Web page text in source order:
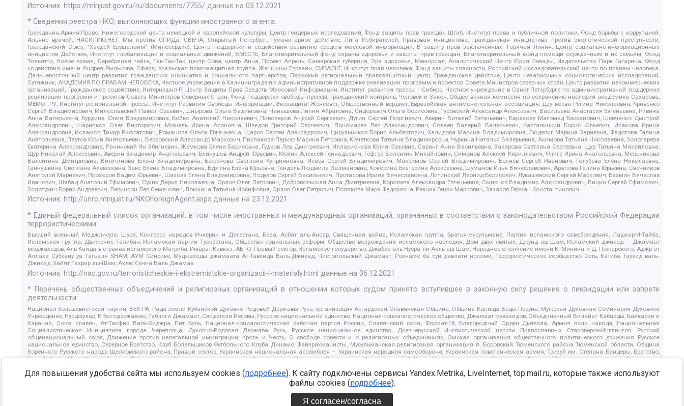
Источник: https://minjust.gov.ru/ru/documents/7755/ данные на03.12.2021
* Сведения реестра НКО, выполняющих функции иностранного агента:
Гражданин.Армия.Право, Нижегородский центр немецкой и европейской культуры, Центр гендерных исследований, Фонд защиты прав граждан Штаб, Институт права и публичной политики, Фонд борьбы с коррупцией,
Альянс врачей, НАСИЛИЮ.НЕТ, Мы против СПИДа, СВЕЧА, Открытый Петербург, Гуманитарное действие, Лига Избирателей, Правовая инициатива, Гражданская инициатива против экологической преступности,
Гражданский Союз, "Хасдей Ерушалаим" (Милосердие), Центр поддержки и содействия развитию средств массовой информации, В защиту прав заключенных, Горячая Линия, Центр социально-информационных
инициатив Действие, Институт глобализации и социальных движений, ВМЕСТЕ, Благотворительный фонд охраны здоровья и защиты прав граждан, Благотворительный фонд помощи осужденным и их семьям, Фонд
Тольятти, Новое время, Серебряная тайга, Так-Так-Так, центр Сова, центр Анна, Проект Апрель, Самарская губерния, Эра здоровья, Мемориал, Аналитический Центр Юрия Левады, Издательство Парк Гагарина, Фонд
содействия имени Андрея Рылькова, Сфера, Уральская правозащитная группа, Женщины Евразии, СИБАЛЬТ, Институт прав человека, Фонд защиты гласности, Российский исследовательский центр по правам человека,
Дальневосточный центр развития гражданских инициатив и социального партнерства, Пермский региональный правозащитный центр, Гражданское действие, Центр независимых социологических исследований,
Сутяжник, АКАДЕМИЯ ПО ПРАВАМ ЧЕЛОВЕКА, Частное учреждение в Калининграде по административной поддержке реализации программ и проектов Совета Министров северных стран, Центр развития некоммерческих
организаций, Гражданское содействие, Интернешнл-Р, Центр Защиты Прав Средств Массовой Информации, Институт развития прессы - Сибирь, Частное учреждение в Санкт-Петербурге по административной поддержке
реализации программ и проектов Совета Министров Северных Стран, Фонд поддержки свободы прессы, Гражданский контроль, Человек и Закон, Общественная комиссия по сохранению наследия академика Сахарова,
МЕМО. РУ, Институт региональной прессы, Институт Развития Свободы Информации, Экозащита!-Женсовет, Общественный вердикт, Евразийская антимонопольная ассоциация, Дзугкоева Регина Николаевна, Кривенко
Сергей Владимирович, Милославский Павел Юрьевич, Шнырова Ольга Вадимовна, Чанышева Лилия Айратовна, Сидорович Ольга Борисовна, Туровский Александр Алексеевич, Васильева Анастасия Евгеньевна, Ривина
Анна Валерьевна, Бурдина Юлия Владимировна, Бойко Анатолий Николаевич, Пивоваров Андрей Сергеевич, Дугин Сергей Георгиевич, Аверин Виталий Евгеньевич, Барахоев Магомед Бекханович, Шевченко Дмитрий
Александрович, Шарипков Олег Викторович, Мошель Ирина Ароновна, Шведов Григорий Сергеевич, Пономарев Лев Александрович, Созаев Валерий Валерьевич, Каргалицкий Борис Юльевич, Исакова Ирина
Александровна, Исламов Тимур Рифгатович, Романова Ольга Евгеньевна, Щаров Сергей Алексадрович, Цирульников Борис Альбертович, Халидова Марина Владимировна, Людевиг Марина Зариевна, Федотова Галина
Анатольевна, Паутов Юрий Анатольевич, Верховский Александр Маркович, Пислакова-Паркер Марина Петровна, Кочеткова Татьяна Владимировна, Чуркина Наталья Валерьевна, Акимова Татьяна Николаевна, Золотарева
Екатерина Александровна, Рачинский Ян Збигневич, Жемкова Елена Борисовна, Гудков Лев Дмитриевич, Илларионова Юлия Юрьевна, Саранг Анна Васильевна, Захарова Светлана Сергеевна, Щур Татьяна Михайловна,
Щур Николай Алексеевич, Аверин Владимир Анатольевич, Блинушов Андрей Юрьевич, Мосин Алексей Геннадьевич, Гефтер Валентин Михайлович, Симонов Алексей Кириллович, Флиге Ирина Анатольевна, Мельникова
Валентина Дмитриевна, Вититинова Елена Владимировна, Баженова Светлана Куприяновна, Исаев Сергей Владимирович, Максимов Сергей Владимирович, Беляев Сергей Иванович, Голубева Елена Николаевна,
Ганнушкина Светлана Алексеевна, Закс Елена Владимировна, Буртина Елена Юрьевна, Гендель Людмила Залмановна, Кокорина Екатерина Алексеевна, Шуманов Илья Вячеславович, Арапова Галина Юрьевна, Свечников
Анатолий Мариевич, Прохоров Вадим Юрьевич, Шахова Елена Владимировна, Подузов Сергей Васильевич, Протасова Ирина Вячеславовна, Литинский Леонид Борисович, Лукашевский Сергей Маркович, Бахмин Вячеслав
Иванович, Шабад Анатолий Ефимович, Сухих Дарья Николаевна, Орлов Олег Петрович, Добровольская Анна Дмитриевна, Королева Александра Евгеньевна, Смирнов Владимир Александрович, Вицин Сергей Ефимович,
Золотухин Борис Андреевич, Левинсон Лев Семенович, Локшина Татьяна Иосифовна, Орлов Олег Петрович, Полякова Мара Федоровна, Резник Генри Маркович, Захаров Герман Константинович
Источник: http://unro.minjust.ru/NKOForeignAgent.aspx данные на23.12.2021
* Единый федеральный список организаций, в том числе иностранных и международных организаций, признанных в соответствии с законодательством Российской Федерации
террористическими:
Высший военный Маджлисуль Шура, Конгресс народов Ичкерии и Дагестана, База, Асбат аль-Ансар, Священная война, Исламская группа, Братья-мусульмане, Партия исламского освобождения, Лашкар-И-Тайба,
Исламская группа, Движение Талибан, Исламская партия Туркестана, Общество социальных реформ, Общество возрождения исламского наследия, Дом двух святых, Джунд аш-Шам, Исламский джихад – Джамаат
моджахедов, Аль-Каида в странах исламского Магриба, Имарат Кавказ, АБТО, Правый сектор, Исламское государство, Джабха аль-Нусра ли-Ахль аш-Шам, Народное ополчение имени К. Минина и Д. Пожарского, Аджр от
Аллаха Субхану уа Тагьаля SHAM, АУМ Синрике, Муджахеды джамаата Ат-Тавхида Валь-Джихад, Чистопольский Джамаат, Рохнамо ба суи давлати исломи, Террористическое сообщество Сеть, Катиба Таухид валь-
Джихад, Хайят Тахрир аш-Шам, Ахлю Сунна Валь Джамаа
Источник: http://nac.gov.ru/terroristicheskie-i-ekstremistskie-organizacii-i-materialy.html данные на06.12.2021
* Перечень общественных объединений и религиозных организаций в отношении которых судом принято вступившее в законную силу решение о ликвидации или запрете
деятельности:
Национал-большевистская партия, ВЕК РА, Рада земли Кубанской Духовно Родовой Державы Русь, организация Асгардская Славянская Община, Община Капища Веды Перуна, Мужская Духовная Семинария Духовное
Учреждение, Нурджулар, К Богодержавию, Таблиги Джамаат, Свидетели Иеговы, Русское национальное единство, Национал-социалистическое общество, Джамаат мувахидов, Объединенный Вилайат Кабарды, Балкарии и
Карачая, Союз славян, Ат-Такфир Валь-Хиджра, Пит Буль, Национал-социалистическая рабочая партия России, Славянский союз, Формат-18, Благородный Орден Дьявола, Армия воли народа, Национальная
Социалистическая Инициатива города Череповца, Духовно-Родовая Держава Русь, Русское национальное единство, Древнерусской Инглистической церкви Православных Староверов-Инглингов, Русский
общенациональный союз, Движение против нелегальной иммиграции, Кровь и Честь, О свободе совести и о религиозных объединениях, Омская организация общественного политического движения Русское
национальное единство, Северное Братство, Клуб Болельщиков Футбольного Клуба Динамо, Файзрахманисты, Мусульманская религиозная организация п. Боровский Тюменского района Тюменской области, Община
Коренного Русского народа Щелковского района, Правый сектор, Украинская национальная ассамблея – Украинская народная самооборона, Украинская повстанческая армия, Тризуб им. Степана Бандеры, Братство,
Белый Крест, Misanthropic division, Религиозное объединение последователей инглиизма, Народная Социальная Инициатива, TulaSkins, Этнополитическое объединение Русские, Русское национальное объединение
Артподготовка, Штольц, В честь иконы Божией Матери Державная, Сектор 16, Независимость, Фирма, Молодежная правозащитная группа МПГ, Курсом Правды и Единения, Каракольская инициативная группа, Автоград
Крю, Союз Славянских Сил Руси, Алля-Аят, Благотворительный пансионат Ак Умут, Русская республика Русь, Арестантское уголовное единство, Башкорт, Нация и свобода, W.H.С., Фалунь Дафа, Иртыш Ultras, Русский
Патриотический клуб-Новокузнецк/РПК, Сибирский державный союз, Фонд борьбы с коррупцией, Фонд защиты прав граждан, Штабы Навального, Совет граждан СССР Прикубанского округа г. Краснодара
Для повышения удобства сайта мы используем cookies (подробнее). К сайту подключены сервисы Yandex.Metrika, LiveInternet, top.mail.ru, которые также используют
файлы cookies (подробнее).
Я согласен/согласна